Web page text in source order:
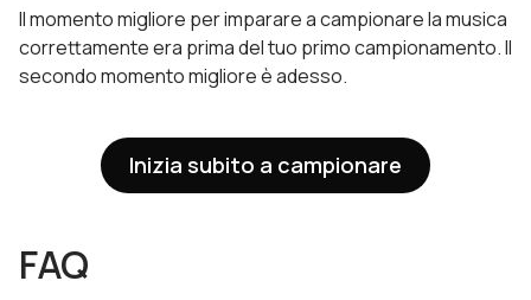
Il momento migliore per imparare a campionare la musica
correttamente era prima del tuo primo campionamento. Il
secondo momento migliore è adesso.
Inizia subito a campionare
FAQ